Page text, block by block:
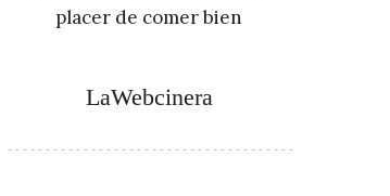
placer de comer bien
LaWebcinera